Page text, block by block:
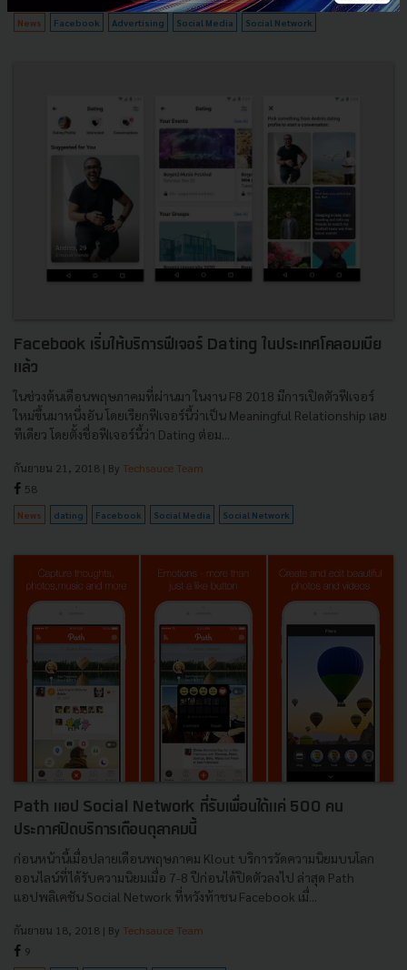
News Facebook Advertising Social Media Social Network
Facebook เริ่มให้บริการฟีเจอร์ Dating ในประเทศโคลอมเบีย
แล้ว
ในช่วงต้นเดือนพฤษภาคมที่ผ่านมา ในงาน F8 2018 มีการเปิดตัวฟีเจอร์
ใหม่ขึ้นมาหนึ่งอัน โดยเรียกฟีเจอร์นี้ว่าเป็น Meaningful Relationship เลย
ทีเดียว โดยตั้งชื่อฟีเจอร์นี้ว่า Dating ต่อม...
กันยายน 21, 2018 | By Techsauce Team
58
News dating Facebook Social Media Social Network
Path แอป Social Network ที่รับเพื่อนได้แค่ 500 คน
ประกาศปิดบริการเดือนตุลาคมนี้
ก่อนหน้านี้เมื่อปลายเดือนพฤษภาคม Klout บริการวัดความนิยมบนโลก
ออนไลน์ที่ได้รับความนิยมเมื่อ 7-8 ปีก่อนได้ปิดตัวลงไป ล่าสุด Path
แอปพลิเคชัน Social Network ที่หวังท้าชน Facebook เมื่...
กันยายน 18, 2018 | By Techsauce Team
9